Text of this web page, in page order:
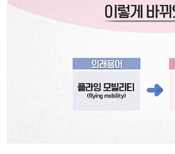
행 상품, 호텔이나 카페, 식당 등에 반려
해당된다.